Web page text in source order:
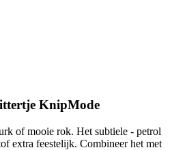
KnipMode
of mooie rok. Het subtiele - petrol
extra feestelijk. Combineer het met